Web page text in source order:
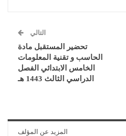
التالي
تحضير المستقبل مادة
الحاسب و تقنية المعلومات
الخامس الابتدائي الفصل
الدراسي الثالث 1443 هـ
المزيد عن المؤلف